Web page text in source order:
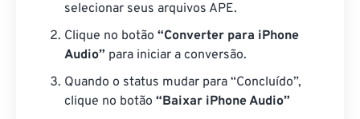
selecionar seus arquivos APE.
Clique no botão “Converter para iPhone
Audio” para iniciar a conversão.
Quando o status mudar para “Concluído”,
clique no botão “Baixar iPhone Audio”